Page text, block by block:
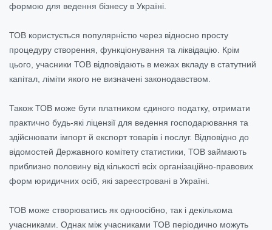
формою для ведення бізнесу в Україні.
ТОВ користується популярністю через відносно просту
процедуру створення, функціонування та ліквідацію. Крім
цього, учасники ТОВ відповідають в межах вкладу в статутний
капітал, ліміти якого не визначені законодавством.
Також ТОВ може бути платником єдиного податку, отримати
практично будь-які ліцензії для ведення господарювання та
здійснювати імпорт й експорт товарів і послуг. Відповідно до
відомостей Державного комітету статистики, ТОВ займають
приблизно половину від кількості всіх організаційно-правових
форм юридичних осіб, які зареєстровані в Україні.
ТОВ може створюватись як одноосібно, так і декількома
учасниками. Однак між учасниками ТОВ періодично можуть